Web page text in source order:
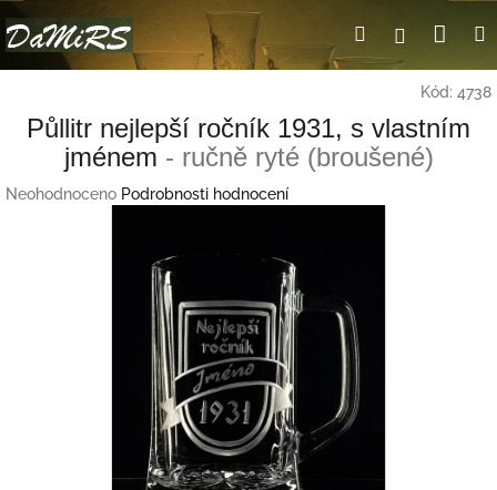
na
obsah
HledatPřihlášení
Kód: 4738
Půllitr nejlepší ročník 1931, s vlastním
jménem - ručně ryté (broušené)
Průměrné
Neohodnoceno Podrobnosti hodnocení